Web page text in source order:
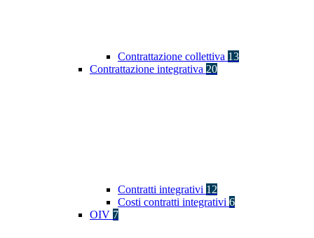
Contrattazione collettiva 13
Contrattazione integrativa 20
Contratti integrativi 12
Costi contratti integrativi 6
OIV 7